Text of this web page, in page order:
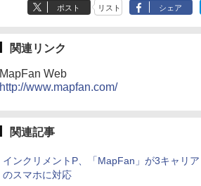
ポスト リスト シェア
関連リンク
MapFan Web
http://www.mapfan.com/
関連記事
インクリメントP、「MapFan」が3キャリア
のスマホに対応